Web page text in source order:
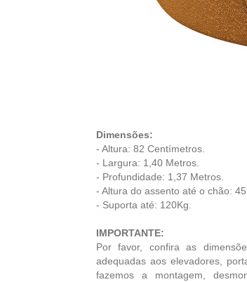
Dimensões:
- Altura: 82 Centímetros.
- Largura: 1,40 Metros.
- Profundidade: 1,37 Metros.
- Altura do assento até o chão:
- Suporta até: 120Kg.
IMPORTANTE:
Por favor, confira as
adequadas aos elevadores,
fazemos a montagem,